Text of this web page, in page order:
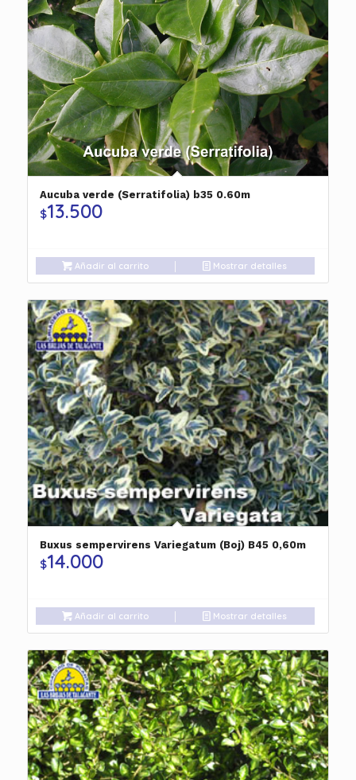
Aucuba verde (Serratifolia) b35 0.60m
$13.500
Añadir al carrito Mostrar detalles
Buxus sempervirens Variegatum (Boj) B45 0,60m
$14.000
Añadir al carrito Mostrar detalles